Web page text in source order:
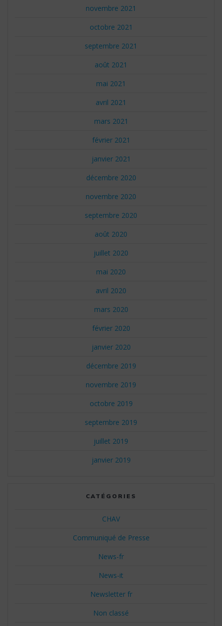
novembre 2021
octobre 2021
septembre 2021
août 2021
mai 2021
avril 2021
mars 2021
février 2021
janvier 2021
décembre 2020
novembre 2020
septembre 2020
août 2020
juillet 2020
mai 2020
avril 2020
mars 2020
février 2020
janvier 2020
décembre 2019
novembre 2019
octobre 2019
septembre 2019
juillet 2019
janvier 2019
CATÉGORIES
CHAV
Communiqué de Presse
News-fr
News-it
Newsletter fr
Non classé